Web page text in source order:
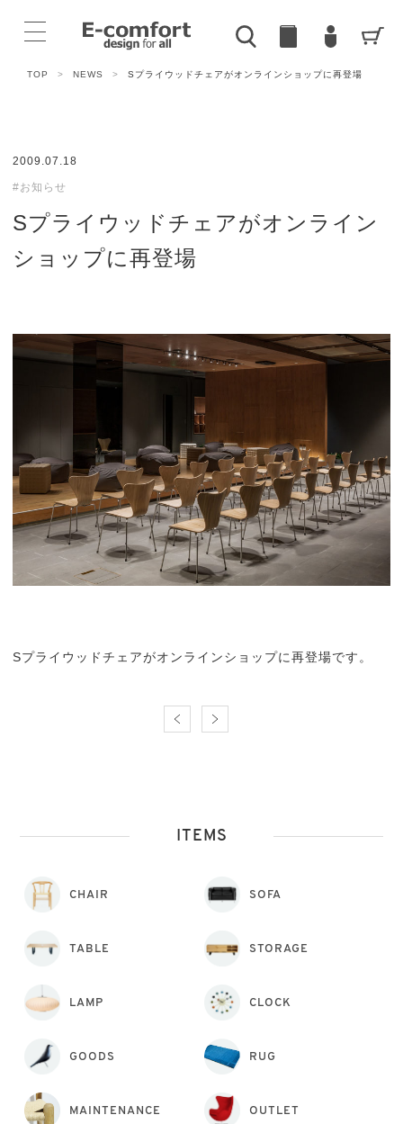
TOP > NEWS > Sプライウッドチェアがオンラインショップに再登場
2009.07.18
#お知らせ
Sプライウッドチェアがオンライン
ショップに再登場
Sプライウッドチェアがオンラインショップに再登場です。
ITEMS
CHAIR SOFA
TABLE STORAGE
LAMP CLOCK
GOODS RUG
MAINTENANCE OUTLET